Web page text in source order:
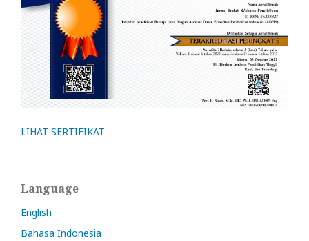
LIHAT SERTIFIKAT
Language
English
Bahasa Indonesia